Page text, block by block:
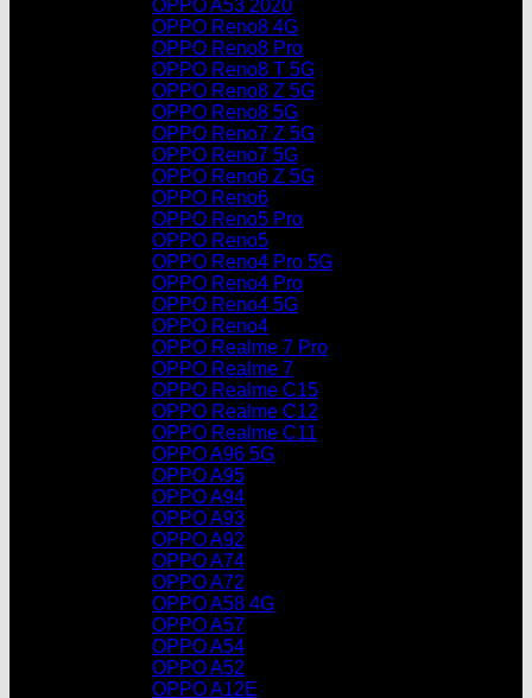
OPPO A53 2020
OPPO Reno8 4G
OPPO Reno8 Pro
OPPO Reno8 T 5G
OPPO Reno8 Z 5G
OPPO Reno8 5G
OPPO Reno7 Z 5G
OPPO Reno7 5G
OPPO Reno6 Z 5G
OPPO Reno6
OPPO Reno5 Pro
OPPO Reno5
OPPO Reno4 Pro 5G
OPPO Reno4 Pro
OPPO Reno4 5G
OPPO Reno4
OPPO Realme 7 Pro
OPPO Realme 7
OPPO Realme C15
OPPO Realme C12
OPPO Realme C11
OPPO A96 5G
OPPO A95
OPPO A94
OPPO A93
OPPO A92
OPPO A74
OPPO A72
OPPO A58 4G
OPPO A57
OPPO A54
OPPO A52
OPPO A12E